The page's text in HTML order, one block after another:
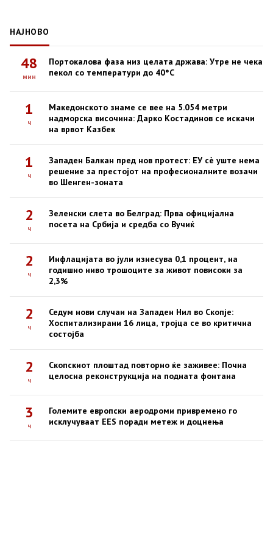
НАЈНОВО
48
мин
Портокалова фаза низ целата држава: Утре не чека
пекол со температури до 40°C
1
ч
Македонското знаме се вее на 5.054 метри
надморска височина: Дарко Костадинов се искачи
на врвот Казбек
1
ч
Западен Балкан пред нов протест: ЕУ сè уште нема
решение за престојот на професионалните возачи
во Шенген-зоната
2
ч
Зеленски слета во Белград: Прва официјална
посета на Србија и средба со Вучиќ
2
ч
Инфлацијата во јули изнесува 0,1 процент, на
годишно ниво трошоците за живот повисоки за
2,3%
2
ч
Седум нови случаи на Западен Нил во Скопје:
Хоспитализирани 16 лица, тројца се во критична
состојба
2
ч
Скопскиот плоштад повторно ќе заживее: Почна
целосна реконструкција на подната фонтана
3
ч
Големите европски аеродроми привремено го
исклучуваат EES поради метеж и доцнења